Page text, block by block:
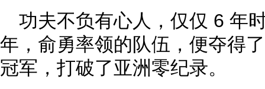
功夫不负有心人，仅仅 6 年
年，俞勇率领的队伍，便夺得
冠军，打破了亚洲零纪录。